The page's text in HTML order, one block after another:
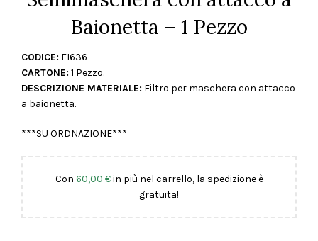
Baionetta – 1 Pezzo
CODICE: FI636
CARTONE: 1 Pezzo.
DESCRIZIONE MATERIALE: Filtro per maschera con attacco
a baionetta.
***SU ORDNAZIONE***
Con 60,00 €in più nel carrello, la spedizione è
gratuita!